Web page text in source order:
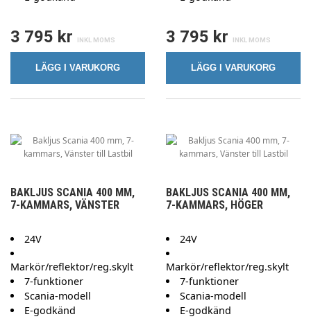
3 795 kr
LÄGG I VARUKORG
3 795 kr
LÄGG I VARUKORG
BAKLJUS SCANIA 400 MM,
7-KAMMARS, VÄNSTER
24V
Markör/reflektor/reg.skylt
7-funktioner
Scania-modell
E-godkänd
BAKLJUS SCANIA 400 MM,
7-KAMMARS, HÖGER
24V
Markör/reflektor/reg.skylt
7-funktioner
Scania-modell
E-godkänd